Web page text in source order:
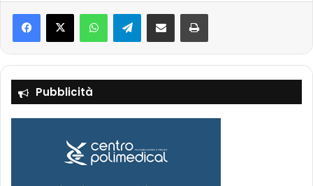
Telegram
Pubblicità